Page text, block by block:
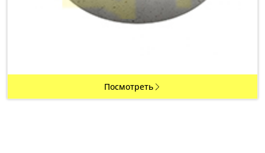
Посмотреть